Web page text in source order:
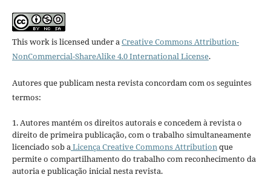
This work is licensed under aCreative Commons Attribution-
NonCommercial-ShareAlike 4.0 International License.
Autores que publicam nesta revista concordam com os seguintes
termos:
1. Autores mantém os direitos autorais e concedem à revista o
direito de primeira publicação, com o trabalho simultaneamente
licenciado sob aLicença Creative Commons Attributionque
permite o compartilhamento do trabalho com reconhecimento da
autoria e publicação inicial nesta revista.